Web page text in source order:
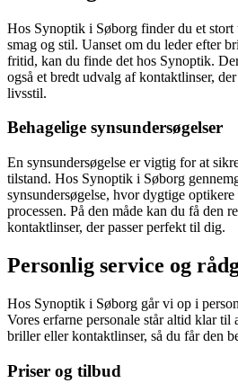
Hos Synoptik i Søborg finder du et
smag og stil. Uanset om du leder efter
fritid, kan du finde det hos Synoptik.
også et bredt udvalg af kontaktlinser,
livsstil.
Behagelige synsundersøgelser
En synsundersøgelse er vigtig for at
tilstand. Hos Synoptik i Søborg
synsundersøgelse, hvor dygtige
processen. På den måde kan du få den
kontaktlinser, der passer perfekt til dig.
Personlig service og
Hos Synoptik i Søborg går vi op i
Vores erfarne personale står altid klar
briller eller kontaktlinser, så du får den
Priser og tilbud